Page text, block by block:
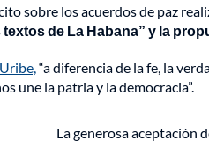
sobre los acuerdos de paz
de La Habana” y la
“a diferencia de la fe, la
une la patria y la democracia”.
La generosa aceptación